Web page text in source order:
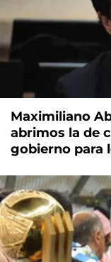
Maximiliano
abrimos la de
gobierno para